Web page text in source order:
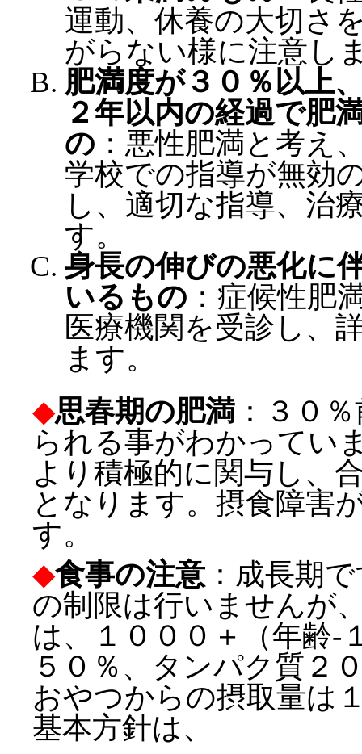
運動、休養の大切さ
がらない様に注意し
肥満度が３０％以上
２年以内の経過で肥
の ：悪性肥満と考え
学校での指導が無効
し、適切な指導、治
す。
身長の伸びの悪化に
いるもの ：症候性肥
医療機関を受診し、
ます。
◆思春期の肥満：３０
られる事がわかってい
より積極的に関与し、
となります。摂食障害
す。
◆食事の注意：成長期
の制限は行いませんが
は、１０００＋（年齢-
５０％、タンパク質２
おやつからの摂取量は
基本方針は、